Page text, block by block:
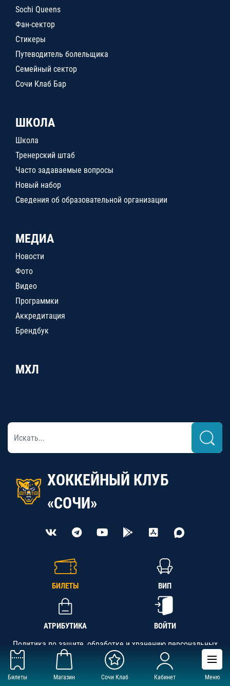
Билеты Магазин Сочи Клаб Кабинет Меню
Sochi Queens
Фан-сектор
Стикеры
Путеводитель болельщика
Семейный сектор
Сочи Клаб Бар
ШКОЛА
Школа
Тренерский штаб
Часто задаваемые вопросы
Новый набор
Сведения об образовательной организации
МЕДИА
Новости
Фото
Видео
Программки
Аккредитация
Брендбук
МХЛ
ХОККЕЙНЫЙ КЛУБ
«СОЧИ»
БИЛЕТЫ ВИП
АТРИБУТИКА ВОЙТИ
Политика по защите, обработке и хранению персональных
данных
АНО «СК «Кубань-Регион», ОГРН 1142300002349,